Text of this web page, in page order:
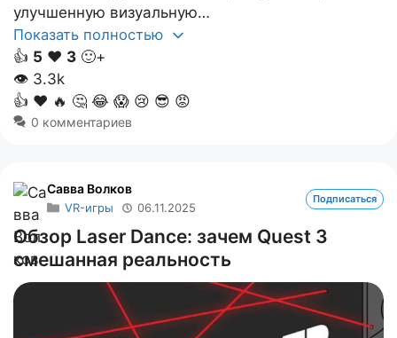
улучшенную визуальную…
Показать полностью
👍 5 ❤️ 3 🙂+
👁 3.3k
👍 ❤️ 🔥 🤔 😂 😱 😢 😎 😡
0 комментариев
Савва Волков
VR-игры 06.11.2025
Подписаться
Обзор Laser Dance: зачем Quest 3
смешанная реальность